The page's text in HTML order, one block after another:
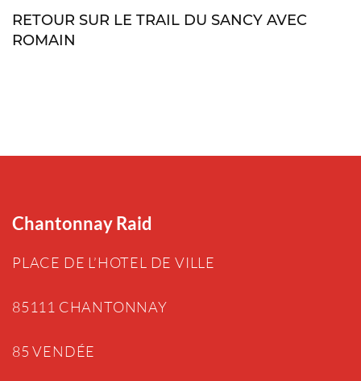
RETOUR SUR LE TRAIL DU SANCY AVEC
ROMAIN
Chantonnay Raid
PLACE DE L’HOTEL DE VILLE
85111 CHANTONNAY
85 VENDÉE